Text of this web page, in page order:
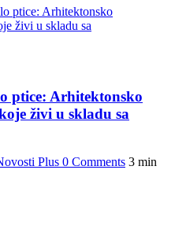
ptice: Arhitektonsko
živi u skladu sa
Plus 0 Comments 3 min